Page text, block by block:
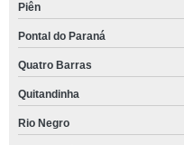
Piên
Pontal do Paraná
Quatro Barras
Quitandinha
Rio Negro